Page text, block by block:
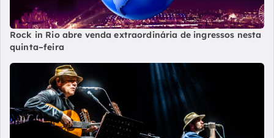
Rock in Rio abre venda extraordinária de ingressos nesta
quinta–feira